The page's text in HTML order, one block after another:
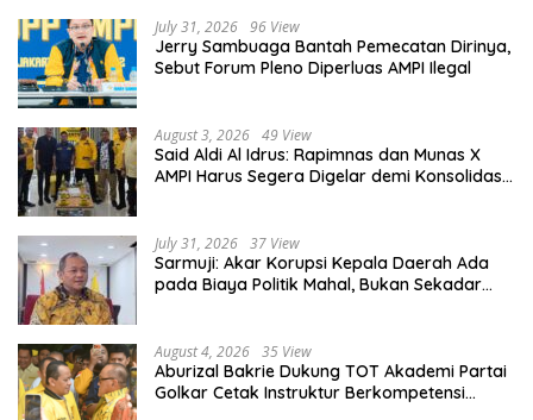
July 31, 2026 96 View
Jerry Sambuaga Bantah Pemecatan Dirinya,
Sebut Forum Pleno Diperluas AMPI Ilegal
August 3, 2026 49 View
Said Aldi Al Idrus: Rapimnas dan Munas X
AMPI Harus Segera Digelar demi Konsolidasi
July 31, 2026 37 View
Sarmuji: Akar Korupsi Kepala Daerah Ada
pada Biaya Politik Mahal, Bukan Sekadar
August 4, 2026 35 View
Aburizal Bakrie Dukung TOT Akademi Partai
Golkar Cetak Instruktur Berkompetensi